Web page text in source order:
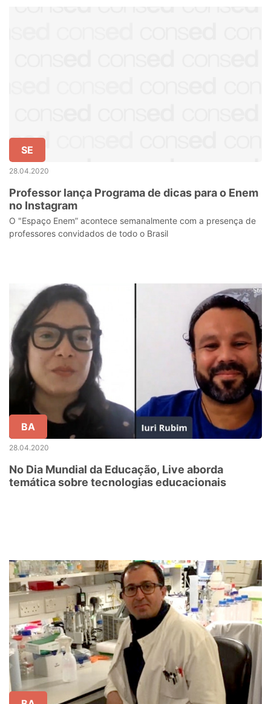
SE
28.04.2020
Professor lança Programa de dicas para o Enem
no Instagram
O "Espaço Enem” acontece semanalmente com a presença de
professores convidados de todo o Brasil
BA
28.04.2020
No Dia Mundial da Educação, Live aborda
temática sobre tecnologias educacionais